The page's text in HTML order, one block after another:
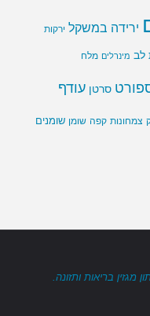
ירידה במשקל ירקות
לב מינרלים מלח
סרטן עודף
צמחונות קפה שומן שומנים
מגזין בריאות ותזונה.